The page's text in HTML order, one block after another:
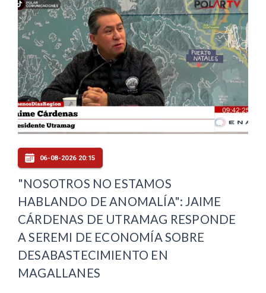
06-08-2026 20:15
"NOSOTROS NO ESTAMOS
HABLANDO DE ANOMALÍA": JAIME
CÁRDENAS DE UTRAMAG RESPONDE
A SEREMI DE ECONOMÍA SOBRE
DESABASTECIMIENTO EN
MAGALLANES